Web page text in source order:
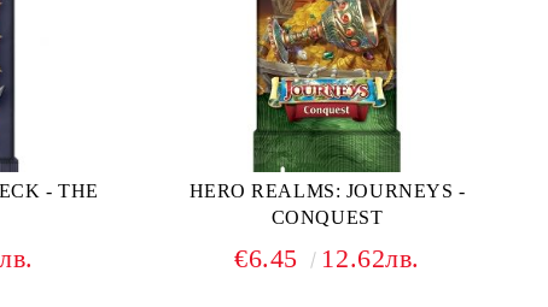
- THE
HERO REALMS: JOURNEYS -
CONQUEST
€6.45 12.62лв.